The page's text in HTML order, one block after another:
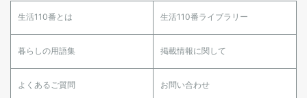
生活110番とは 生活110番ライブラリー
暮らしの用語集 掲載情報に関して
よくあるご質問 お問い合わせ